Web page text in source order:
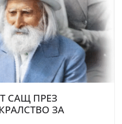
САЩ ПРЕЗ
ЗА